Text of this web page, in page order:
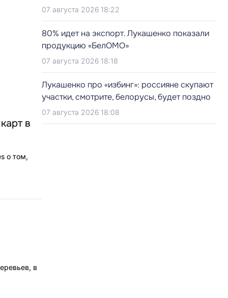
в
о том,
в
07 августа 2026 18:22
80% идет на экспорт. Лукашенко показали
продукцию «БелОМО»
07 августа 2026 18:18
Лукашенко про «избинг»: россияне скупают
участки, смотрите, белорусы, будет поздно
07 августа 2026 18:08